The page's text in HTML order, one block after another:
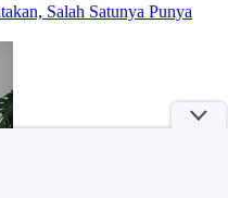
Salah Satunya Punya